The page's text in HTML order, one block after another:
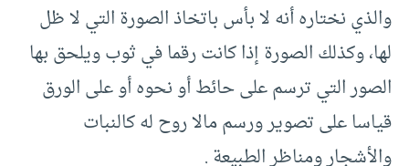
والذي نختاره أنه لا بأس باتخاذ الصورة التي لا ظل
لها، وكذلك الصورة إذا كانت رقما في ثوب ويلحق بها
الصور التي ترسم على حائط أو نحوه أو على الورق
قياسا على تصوير ورسم مالا روح له كالنبات
والأشجار ومناظر الطبيعة .‏